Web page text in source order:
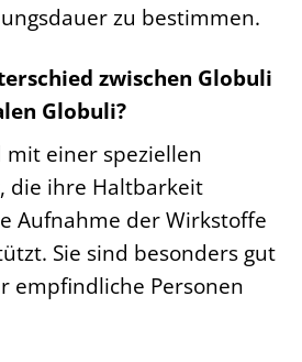
zu bestimmen.
zwischen Globuli
Globuli?
einer speziellen
die ihre Haltbarkeit
Aufnahme der Wirkstoffe
Sie sind besonders gut
empfindliche Personen